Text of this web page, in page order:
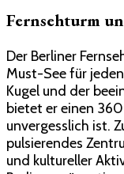
Fernsehturm
Der Berliner
Must-See für
Kugel und der
bietet er einen
unvergesslich ist.
pulsierendes
und kultureller